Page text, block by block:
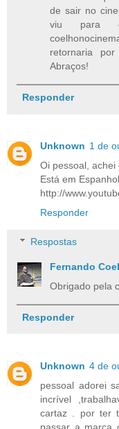
de sair no
viu para
retornaria
Abraços!
Responder
Unknown 1 de
Oi pessoal, achei
Está em
http://
Responder
Respostas
Fernando
Obrigado pela
Responder
Unknown 4 de
pessoal adorei
incrível
cartaz . por ter